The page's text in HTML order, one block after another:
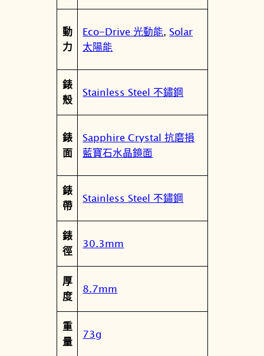
粉
花
蕾
光
動
能
女
E
1
0
-
8
X
量
動
力
Eco-Drive 光動能,Solar
太陽能
錶
殼
Stainless Steel 不鏽鋼
錶
面
Sapphire Crystal 抗磨損
藍寶石水晶鏡面
錶
帶
Stainless Steel 不鏽鋼
錶
徑
30.3mm
厚
度
8.7mm
重
量
73g